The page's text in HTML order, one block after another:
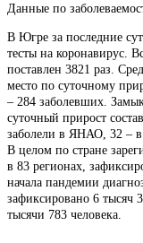
Данные по
В Югре за последние
тесты на коронавирус.
поставлен 3821 раз.
место по суточному
– 284 заболевших.
суточный прирост
заболели в ЯНАО, 32 – в
В целом по стране
в 83 регионах,
начала пандемии
зафиксировано 6 тысяч
тысячи 783 человека.